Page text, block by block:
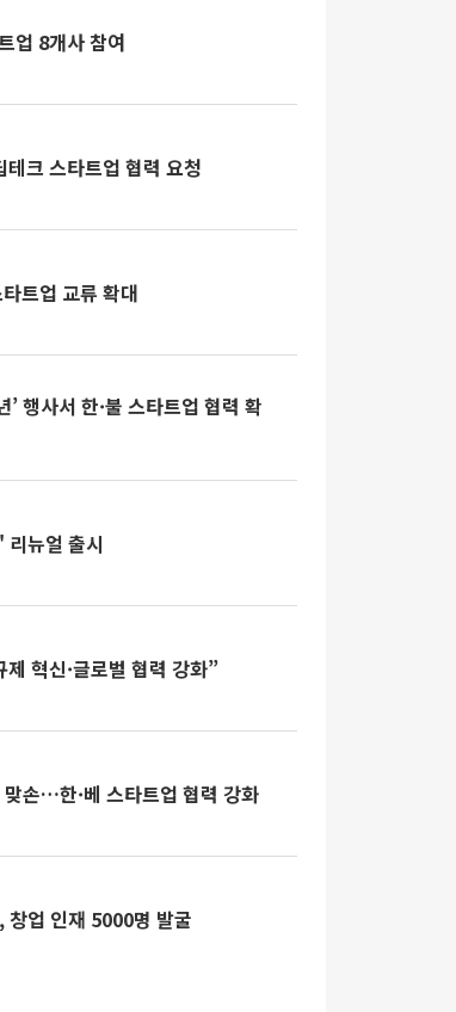
업 8개사 참여
크 스타트업 협력 요청
트업 교류 확대
행사서 한·불 스타트업 협력 확
뉴얼 출시
혁신·글로벌 협력 강화”
손…한·베 스타트업 협력 강화
창업 인재 5000명 발굴